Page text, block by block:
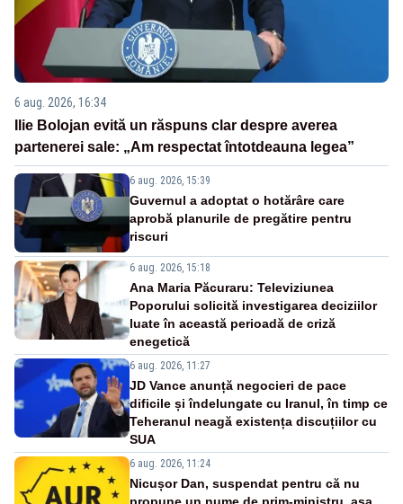
6 aug. 2026, 16:34
Ilie Bolojan evită un răspuns clar despre averea
partenerei sale: „Am respectat întotdeauna legea”
6 aug. 2026, 15:39
Guvernul a adoptat o hotărâre care
aprobă planurile de pregătire pentru
riscuri
6 aug. 2026, 15:18
Ana Maria Păcuraru: Televiziunea
Poporului solicită investigarea deciziilor
luate în această perioadă de criză
enegetică
6 aug. 2026, 11:27
JD Vance anunță negocieri de pace
dificile și îndelungate cu Iranul, în timp ce
Teheranul neagă existența discuțiilor cu
SUA
6 aug. 2026, 11:24
Nicușor Dan, suspendat pentru că nu
propune un nume de prim-ministru, așa